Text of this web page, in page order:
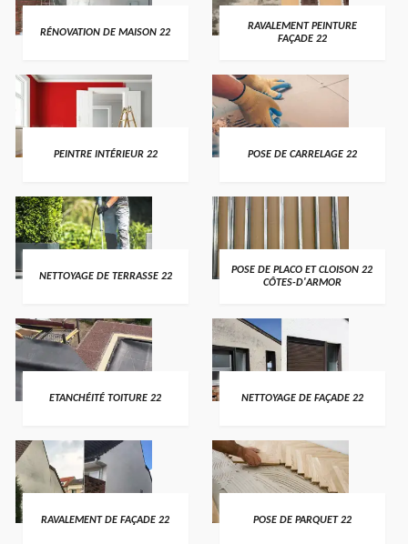
RÉNOVATION DE MAISON 22
RAVALEMENT PEINTURE
FAÇADE 22
PEINTRE INTÉRIEUR 22 POSE DE CARRELAGE 22
NETTOYAGE DE TERRASSE 22
POSE DE PLACO ET CLOISON 22
CÔTES-D'ARMOR
ETANCHÉITÉ TOITURE 22 NETTOYAGE DE FAÇADE 22
RAVALEMENT DE FAÇADE 22 POSE DE PARQUET 22